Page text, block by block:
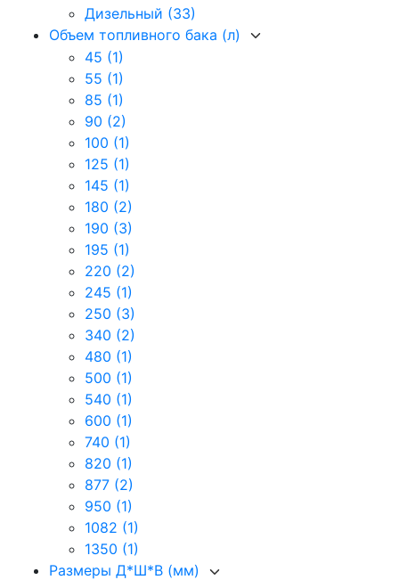
Дизельный (33)
Объем топливного бака (л)
45 (1)
55 (1)
85 (1)
90 (2)
100 (1)
125 (1)
145 (1)
180 (2)
190 (3)
195 (1)
220 (2)
245 (1)
250 (3)
340 (2)
480 (1)
500 (1)
540 (1)
600 (1)
740 (1)
820 (1)
877 (2)
950 (1)
1082 (1)
1350 (1)
Размеры Д*Ш*В (мм)